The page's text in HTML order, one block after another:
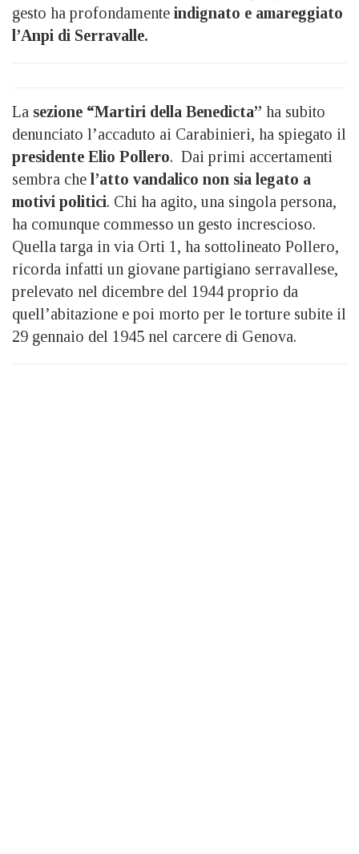
gesto ha profondamente indignato e amareggiato
l’Anpi di Serravalle.
La sezione “Martiri della Benedicta” ha subito
denunciato l’accaduto ai Carabinieri, ha spiegato il
presidente Elio Pollero. Dai primi accertamenti
sembra che l’atto vandalico non sia legato a
motivi politici. Chi ha agito, una singola persona,
ha comunque commesso un gesto increscioso.
Quella targa in via Orti 1, ha sottolineato Pollero,
ricorda infatti un giovane partigiano serravallese,
prelevato nel dicembre del 1944 proprio da
quell’abitazione e poi morto per le torture subite il
29 gennaio del 1945 nel carcere di Genova.